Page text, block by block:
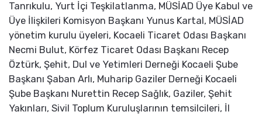
Tanrıkulu, Yurt İçi Teşkilatlanma, MÜSİAD Üye Kabul ve
Üye İlişkileri Komisyon Başkanı Yunus Kartal, MÜSİAD
yönetim kurulu üyeleri, Kocaeli Ticaret Odası Başkanı
Necmi Bulut, Körfez Ticaret Odası Başkanı Recep
Öztürk, Şehit, Dul ve Yetimleri Derneği Kocaeli Şube
Başkanı Şaban Arlı, Muharip Gaziler Derneği Kocaeli
Şube Başkanı Nurettin Recep Sağlık, Gaziler, Şehit
Yakınları, Sivil Toplum Kuruluşlarının temsilcileri, İl